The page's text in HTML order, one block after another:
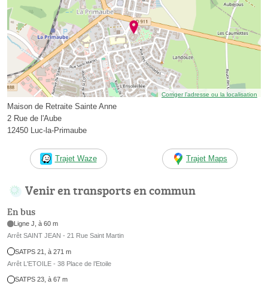
Corriger l’adresse ou la localisation
Maison de Retraite Sainte Anne
2 Rue de l'Aube
12450 Luc-la-Primaube
Trajet Waze Trajet Maps
Venir en transports en commun
En bus
Ligne J, à 60 m
Arrêt SAINT JEAN - 21 Rue Saint Martin
SATPS 21, à 271 m
Arrêt L'ETOILE - 38 Place de l’Etoile
SATPS 23, à 67 m